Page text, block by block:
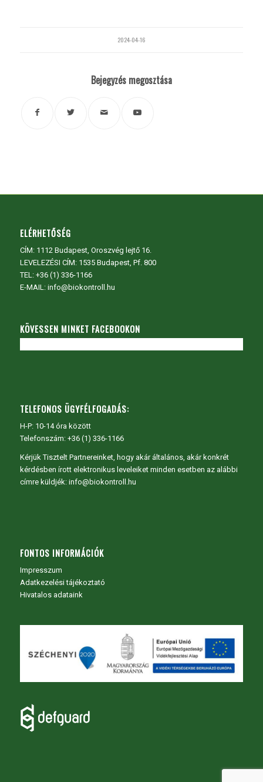
2024-04-16
Bejegyzés megosztása
ELÉRHETŐSÉG
CÍM: 1112 Budapest, Oroszvég lejtő 16.
LEVELEZÉSI CÍM: 1535 Budapest, Pf. 800
TEL: +36 (1) 336-1166
E-MAIL: info@biokontroll.hu
KÖVESSEN MINKET FACEBOOKON
TELEFONOS ÜGYFÉLFOGADÁS:
H-P: 10-14 óra között
Telefonszám: +36 (1) 336-1166
Kérjük Tisztelt Partnereinket, hogy akár általános, akár konkrét
kérdésben írott elektronikus leveleiket minden esetben az alábbi
címre küldjék: info@biokontroll.hu
FONTOS INFORMÁCIÓK
Impresszum
Adatkezelési tájékoztató
Hivatalos adataink